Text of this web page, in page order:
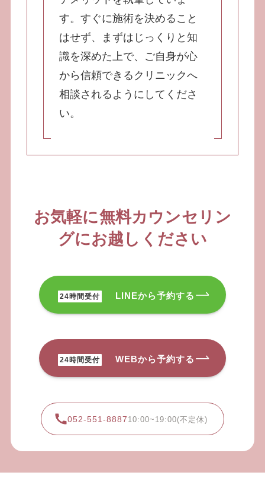
す。すぐに施術を決めること
はせず、まずはじっくりと知
識を深めた上で、ご自身が心
から信頼できるクリニックへ
相談されるようにしてくださ
い。
お気軽に無料カウンセリン
グにお越しください
24時間受付 LINEから予約する
24時間受付 WEBから予約する
052-551-8887 10:00~19:00(不定休)